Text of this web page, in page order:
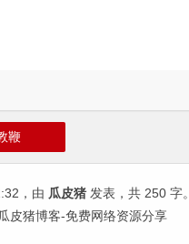
鞭
，由 瓜皮猪 发表，共 250 字。
皮猪博客-免费网络资源分享